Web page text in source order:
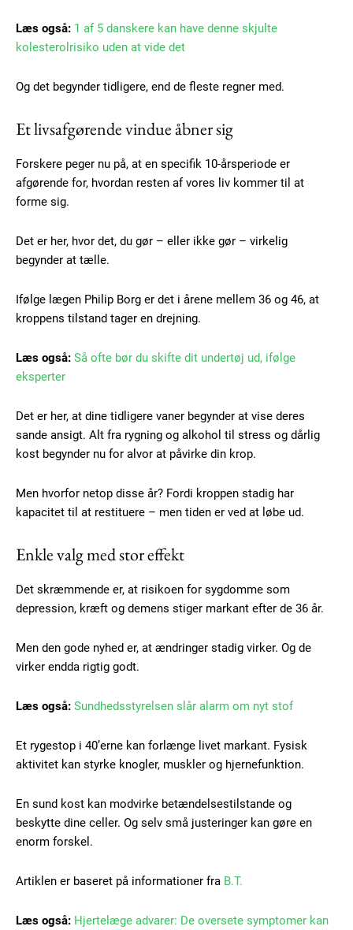
Subscription Plans
Free limited access
Gratis / forever
Etiam est nibh, lobortis sit
Ut mollis pellentesque tortor
Nullam eu erat condimentum
Donec quis est ac felis
Læs også: 1 af 5 danskere kan have denne skjulte
kolesterolrisiko uden at vide det
Og det begynder tidligere, end de fleste regner med.
Et livsafgørende vindue åbner sig
Forskere peger nu på, at en specifik 10-årsperiode er
afgørende for, hvordan resten af vores liv kommer til at
forme sig.
Det er her, hvor det, du gør – eller ikke gør – virkelig
begynder at tælle.
Ifølge lægen Philip Borg er det i årene mellem 36 og 46, at
kroppens tilstand tager en drejning.
Læs også: Så ofte bør du skifte dit undertøj ud, ifølge
eksperter
Det er her, at dine tidligere vaner begynder at vise deres
sande ansigt. Alt fra rygning og alkohol til stress og dårlig
kost begynder nu for alvor at påvirke din krop.
Men hvorfor netop disse år? Fordi kroppen stadig har
kapacitet til at restituere – men tiden er ved at løbe ud.
Enkle valg med stor effekt
Det skræmmende er, at risikoen for sygdomme som
depression, kræft og demens stiger markant efter de 36 år.
Men den gode nyhed er, at ændringer stadig virker. Og de
virker endda rigtig godt.
Læs også: Sundhedsstyrelsen slår alarm om nyt stof
Et rygestop i 40’erne kan forlænge livet markant. Fysisk
aktivitet kan styrke knogler, muskler og hjernefunktion.
En sund kost kan modvirke betændelsestilstande og
beskytte dine celler. Og selv små justeringer kan gøre en
enorm forskel.
Artiklen er baseret på informationer fra B.T.
Læs også: Hjertelæge advarer: De oversete symptomer kan